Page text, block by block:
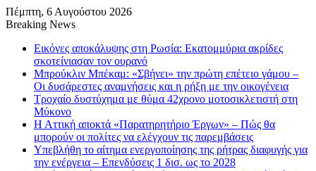
Πέμπτη, 6 Αυγούστου 2026
Breaking News
Εικόνες αποκάλυψης στη Ρωσία: Εκατομμύρια ακρίδες
σκοτείνιασαν τον ουρανό
Μπρούκλιν Μπέκαμ: «Σβήνει» την πρώτη επέτειο γάμου –
Οι δυσάρεστες αναμνήσεις και η ρήξη με την οικογένεια
Τροχαίο δυστύχημα με θύμα 42χρονο μοτοσικλετιστή στη
Μύκονο
Η Αττική αποκτά «Παρατηρητήριο Έργων» – Πώς θα
μπορούν οι πολίτες να ελέγχουν τις παρεμβάσεις
Υπεβλήθη το αίτημα ενεργοποίησης της ρήτρας διαφυγής για
την ενέργεια – Επενδύσεις 1 δισ. ως το 2028